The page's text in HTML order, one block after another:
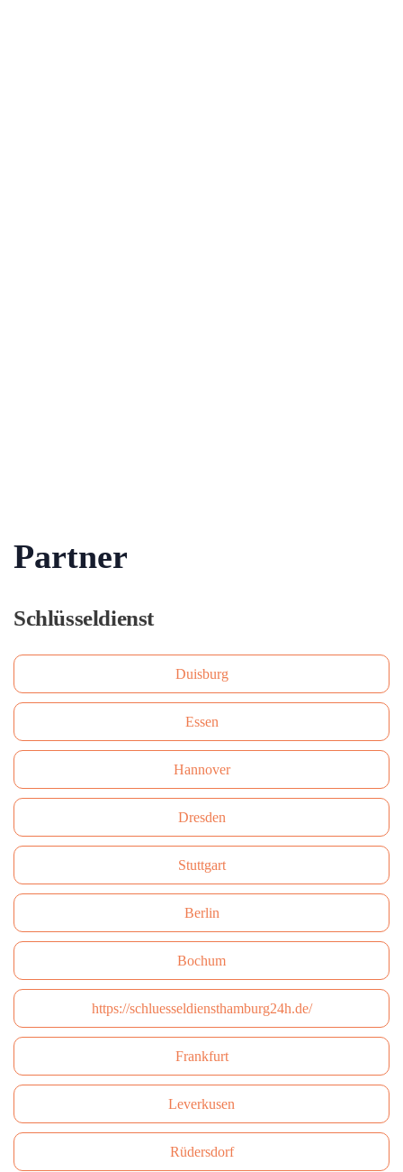
Partner
Schlüsseldienst
Duisburg
Essen
Hannover
Dresden
Stuttgart
Berlin
Bochum
https://schluesseldiensthamburg24h.de/
Frankfurt
Leverkusen
Rüdersdorf